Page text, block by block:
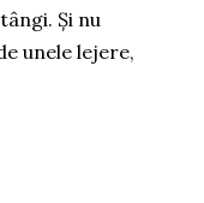
Și nu
unele lejere,